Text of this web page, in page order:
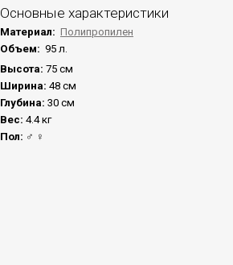
Основные характеристики
Материал: Полипропилен
Объем: 95 л.
Высота: 75 см
Ширина: 48 см
Глубина: 30 см
Вес: 4.4 кг
Пол: ♂ ♀